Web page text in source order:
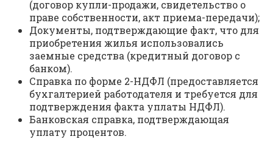
(договор купли-продажи, свидетельство о
праве собственности, акт приема-передачи);
Документы, подтверждающие факт, что для
приобретения жилья использовались
заемные средства (кредитный договор с
банком).
Справка по форме 2-НДФЛ (предоставляется
бухгалтерией работодателя и требуется для
подтверждения факта уплаты НДФЛ).
Банковская справка, подтверждающая
уплату процентов.